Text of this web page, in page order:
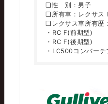
❏性 別：男子
❏所有車：レクサス
❏レクサス車所有歴
・RC F(前期型)
・RC F(後期型)
・LC500コンバーチ